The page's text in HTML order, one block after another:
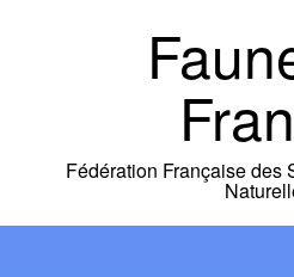
Fédération Française des